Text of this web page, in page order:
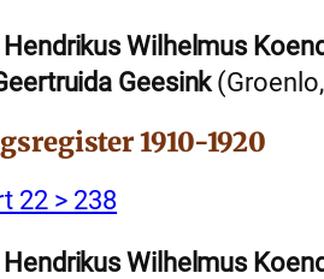
Wilhelmus
Geesink
1910-1920
22 > 238
Wilhelmus